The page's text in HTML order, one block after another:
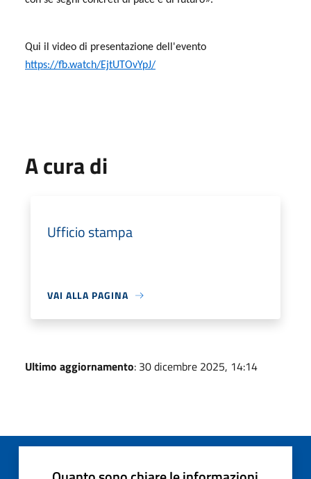
Qui il video di presentazione dell'evento
https://fb.watch/EjtUTOvYpJ/
A cura di
Ufficio stampa
VAI ALLA PAGINA
Ultimo aggiornamento: 30 dicembre 2025, 14:14